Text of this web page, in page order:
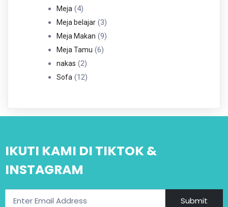
Meja 44
Produk
Meja belajar 33
Produk
Meja Makan 99
Meja Tamu 66
nakas 22
Produk
Sofa 1212
IKUTI KAMI DI TIKTOK &
INSTAGRAM
Submit